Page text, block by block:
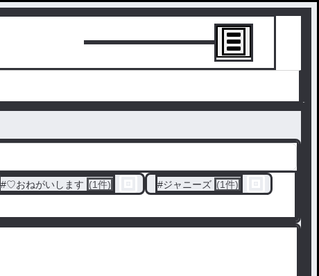
#♡おねがいします (1件) #ジャニーズ (1件)